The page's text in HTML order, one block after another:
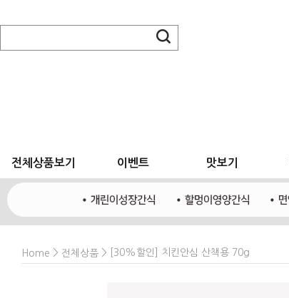
전체상품보기 이벤트 맛보기
Home > 전체상품 > [30%할인] 치킨안심 산책용 70g